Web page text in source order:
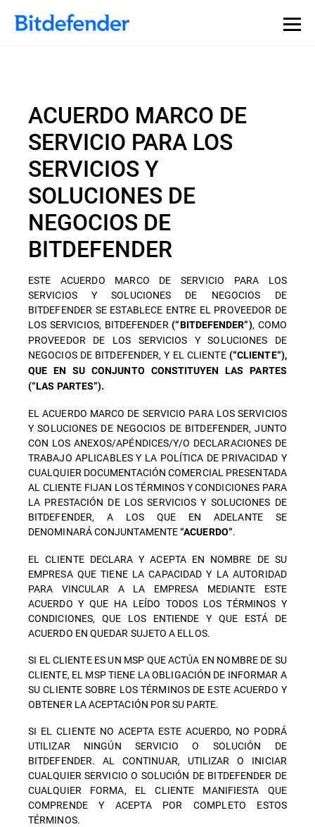
ACUERDO MARCO DE
SERVICIO PARA LOS
SERVICIOS Y
SOLUCIONES DE
NEGOCIOS DE
BITDEFENDER
ESTE ACUERDO MARCO DE SERVICIO PARA LOS
SERVICIOS Y SOLUCIONES DE NEGOCIOS DE
BITDEFENDER SE ESTABLECE ENTRE EL PROVEEDOR DE
LOS SERVICIOS, BITDEFENDER(“BITDEFENDER”), COMO
PROVEEDOR DE LOS SERVICIOS Y SOLUCIONES DE
NEGOCIOS DE BITDEFENDER, Y EL CLIENTE (“CLIENTE”),
QUE EN SU CONJUNTO CONSTITUYEN LAS PARTES
(“LAS PARTES”).
EL ACUERDO MARCO DE SERVICIO PARA LOS SERVICIOS
Y SOLUCIONES DE NEGOCIOS DE BITDEFENDER, JUNTO
CON LOS ANEXOS/APÉNDICES/Y/O DECLARACIONES DE
TRABAJO APLICABLES Y LA POLÍTICA DE PRIVACIDAD Y
CUALQUIER DOCUMENTACIÓN COMERCIAL PRESENTADA
AL CLIENTE FIJAN LOS TÉRMINOS Y CONDICIONES PARA
LA PRESTACIÓN DE LOS SERVICIOS Y SOLUCIONES DE
BITDEFENDER, A LOS QUE EN ADELANTE SE
DENOMINARÁ CONJUNTAMENTE“ACUERDO”.
EL CLIENTE DECLARA Y ACEPTA EN NOMBRE DE SU
EMPRESA QUE TIENE LA CAPACIDAD Y LA AUTORIDAD
PARA VINCULAR A LA EMPRESA MEDIANTE ESTE
ACUERDO Y QUE HA LEÍDO TODOS LOS TÉRMINOS Y
CONDICIONES, QUE LOS ENTIENDE Y QUE ESTÁ DE
ACUERDO EN QUEDAR SUJETO A ELLOS.
SI EL CLIENTE ES UN MSP QUE ACTÚA EN NOMBRE DE SU
CLIENTE, EL MSP TIENE LA OBLIGACIÓN DE INFORMAR A
SU CLIENTE SOBRE LOS TÉRMINOS DE ESTE ACUERDO Y
OBTENER LA ACEPTACIÓN POR SU PARTE.
SI EL CLIENTE NO ACEPTA ESTE ACUERDO, NO PODRÁ
UTILIZAR NINGÚN SERVICIO O SOLUCIÓN DE
BITDEFENDER. AL CONTINUAR, UTILIZAR O INICIAR
CUALQUIER SERVICIO O SOLUCIÓN DE BITDEFENDER DE
CUALQUIER FORMA, EL CLIENTE MANIFIESTA QUE
COMPRENDE Y ACEPTA POR COMPLETO ESTOS
TÉRMINOS.